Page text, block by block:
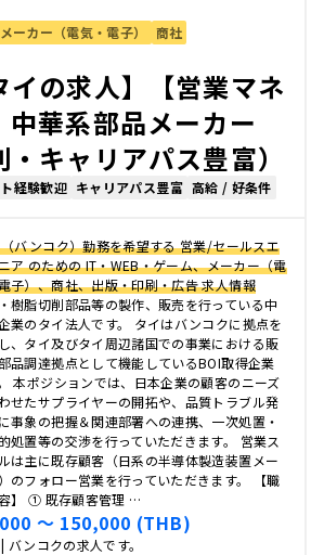
メーカー（電気・電子）
商社
イの求人】【営業マネ
中華系部品メーカー
・キャリアパス豊富）
経験歓迎 キャリアパス豊富 高給 / 好条件
バンコク）勤務を希望する 営業/セールスエ
ア のための IT・WEB・ゲーム、メーカー（電
子）、商社、出版・印刷・広告 求人情報
樹脂切削部品等の製作、販売を行っている中
業のタイ法人です。 タイはバンコクに拠点を
、タイ及びタイ周辺諸国での事業における販
品調達拠点として機能しているBOI取得企業
本ポジションでは、日本企業の顧客のニーズ
せたサプライヤーの開拓や、品質トラブル発
事象の把握＆関連部署への連携、一次処置・
処置等の交渉を行っていただきます。 営業ス
は主に既存顧客（日系の半導体製造装置メー
のフォロー営業を行っていただきます。 【職
】 ① 既存顧客管理 …
〜 150,000 (THB)
バンコクの求人です。